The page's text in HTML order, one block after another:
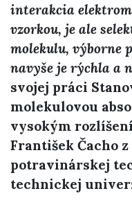
interakcia
vzorkou, je ale
molekulu, výborne
navyše je rýchla a
svojej práci
molekulovou
vysokým
František Čacho
potravinárskej
technickej